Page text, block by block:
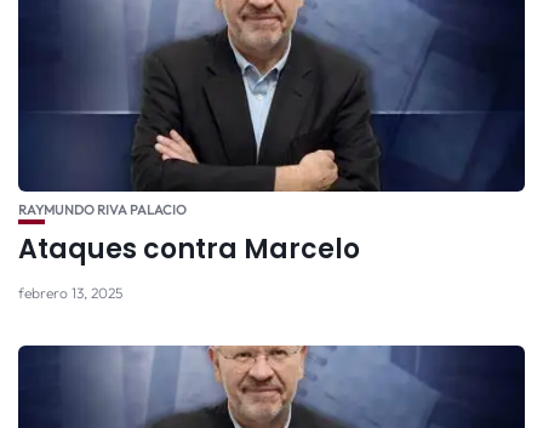
RAYMUNDO RIVA PALACIO
Ataques contra Marcelo
febrero 13, 2025